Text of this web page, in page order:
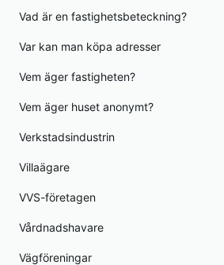
Vad är en fastighetsbeteckning?
Var kan man köpa adresser
Vem äger fastigheten?
Vem äger huset anonymt?
Verkstadsindustrin
Villaägare
VVS-företagen
Vårdnadshavare
Vägföreningar